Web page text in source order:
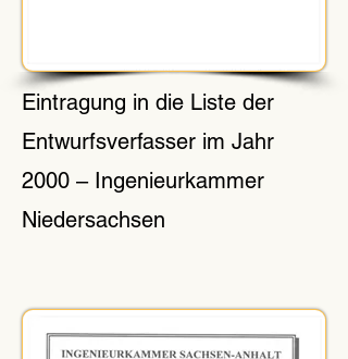
Eintragung in die Liste der
Entwurfsverfasser im Jahr
2000 – Ingenieurkammer
Niedersachsen